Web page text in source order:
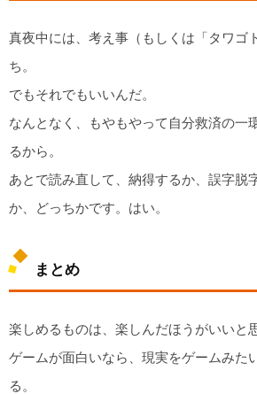
真夜中には、考え事（もしくは「タワゴ
ち。
でもそれでもいいんだ。
なんとなく、もやもやって自分救済の一
るから。
あとで読み直して、納得するか、誤字脱
か、どっちかです。はい。
まとめ
楽しめるものは、楽しんだほうがいいと
ゲームが面白いなら、現実をゲームみた
る。